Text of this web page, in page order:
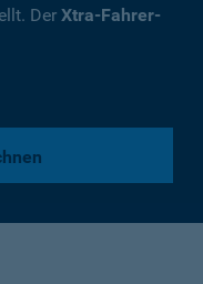
Der Xtra-Fahrer-